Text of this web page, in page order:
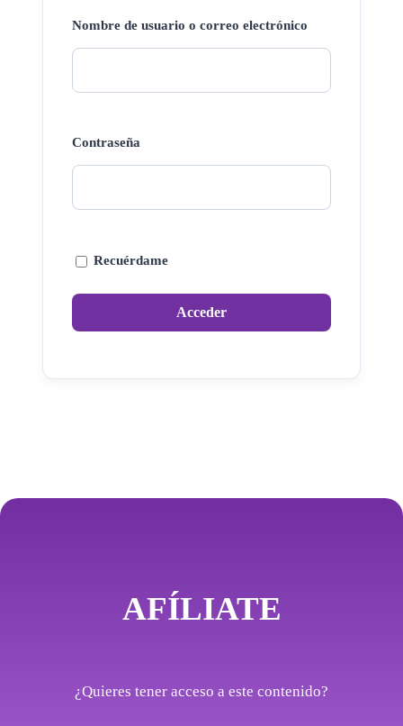
Nombre de usuario o correo electrónico
Contraseña
Recuérdame
AFÍLIATE
¿Quieres tener acceso a este contenido?